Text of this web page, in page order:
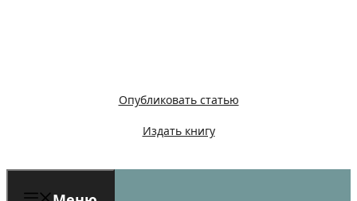
Опубликовать статью
Издать книгу